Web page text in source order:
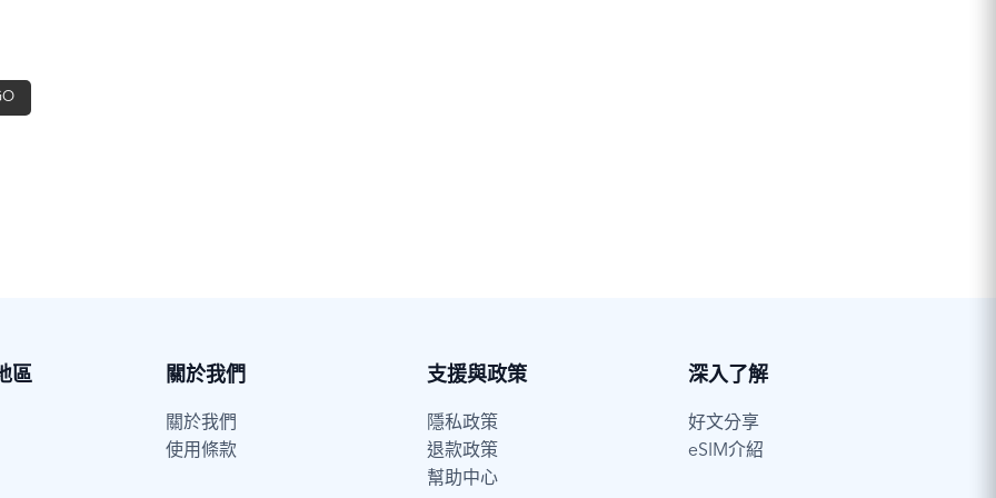
區 關於我們
關於我們
使用條款
支援與政策
隱私政策
退款政策
幫助中心
深入了解
好文分享
eSIM介紹